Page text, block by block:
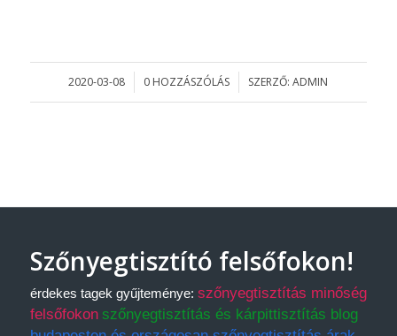
2020-03-08
/ 0 HOZZÁSZÓLÁS
/ SZERZŐ:ADMIN
Szőnyegtisztító felsőfokon!
érdekes tagek gyűjteménye: szőnyegtisztítás minőség
felsőfokon szőnyegtisztítás és kárpittisztítás blog